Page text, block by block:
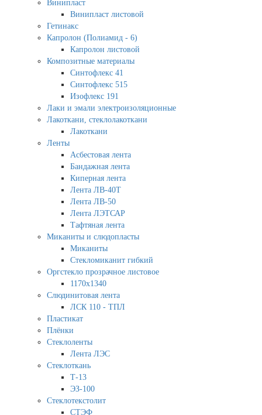
Винипласт
Винипласт листовой
Гетинакс
Капролон (Полиамид - 6)
Капролон листовой
Композитные материалы
Синтофлекс 41
Синтофлекс 515
Изофлекс 191
Лаки и эмали электроизоляционные
Лакоткани, стеклолакоткани
Лакоткани
Ленты
Асбестовая лента
Бандажная лента
Киперная лента
Лента ЛВ-40Т
Лента ЛВ-50
Лента ЛЭТСАР
Тафтяная лента
Миканиты и слюдопласты
Миканиты
Стекломиканит гибкий
Оргстекло прозрачное листовое
1170х1340
Слюдинитовая лента
ЛСК 110 - ТПЛ
Пластикат
Плёнки
Стеклоленты
Лента ЛЭС
Стеклоткань
Т-13
ЭЗ-100
Стеклотекстолит
СТЭФ